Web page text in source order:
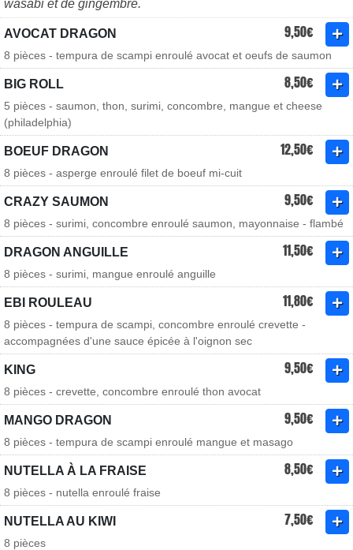
wasabi et de gingembre.
AVOCAT DRAGON 9,50€
8 pièces - tempura de scampi enroulé avocat et oeufs de saumon
BIG ROLL 8,50€
5 pièces - saumon, thon, surimi, concombre, mangue et cheese
(philadelphia)
BOEUF DRAGON 12,50€
8 pièces - asperge enroulé filet de boeuf mi-cuit
CRAZY SAUMON 9,50€
8 pièces - surimi, concombre enroulé saumon, mayonnaise - flambé
DRAGON ANGUILLE 11,50€
8 pièces - surimi, mangue enroulé anguille
EBI ROULEAU 11,80€
8 pièces - tempura de scampi, concombre enroulé crevette -
accompagnées d'une sauce épicée à l'oignon sec
KING 9,50€
8 pièces - crevette, concombre enroulé thon avocat
MANGO DRAGON 9,50€
8 pièces - tempura de scampi enroulé mangue et masago
NUTELLA À LA FRAISE 8,50€
8 pièces - nutella enroulé fraise
NUTELLA AU KIWI 7,50€
8 pièces